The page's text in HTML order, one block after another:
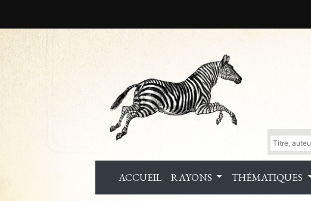
ACCUEIL RAYONS THÉMATIQUES